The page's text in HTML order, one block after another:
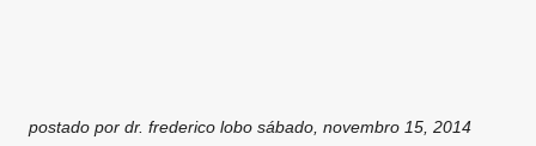
postado por dr. frederico lobo sábado, novembro 15, 2014